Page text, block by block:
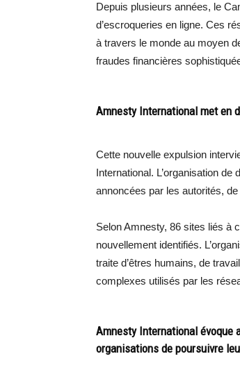
Depuis plusieurs années, le
d’escroqueries en ligne. Ces
à travers le monde au moyen
fraudes financières
Amnesty International met en
Cette nouvelle expulsion
International. L’organisation
annoncées par les autorités,
Selon Amnesty, 86 sites liés à
nouvellement identifiés.
traite d’êtres humains, de
complexes utilisés par les
Amnesty International
organisations de poursuivre